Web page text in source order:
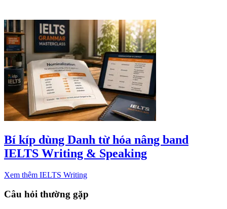
Bí kíp dùng Danh từ hóa nâng band
IELTS Writing & Speaking
Xem thêm IELTS Writing
Câu hỏi thường gặp